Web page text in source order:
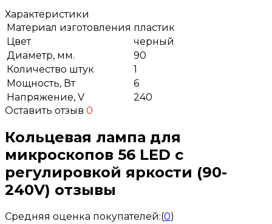
Характеристики
Материал изготовления пластик
Цвет
черный
Диаметр, мм.
90
Количество штук
1
Мощность, Вт
6
Напряжение, V
240
Оставить отзыв 0
Кольцевая лампа для
микроскопов 56 LED с
регулировкой яркости (90-
240V) отзывы
Средняя оценка покупателей:(0)